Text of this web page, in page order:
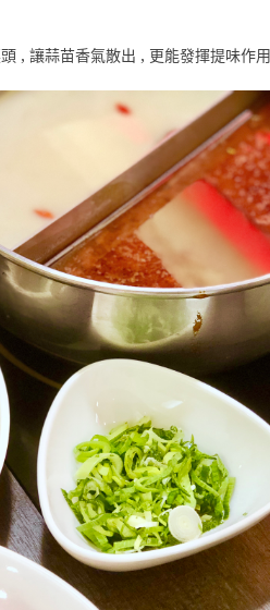
, 讓蒜苗香氣散出 , 更能發揮提味作用